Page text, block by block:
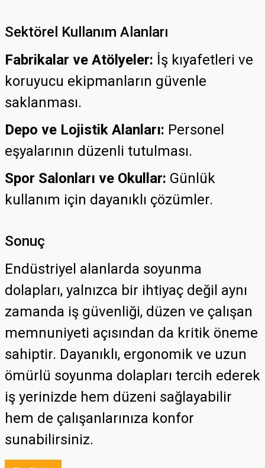
Sektörel Kullanım Alanları
Fabrikalar ve Atölyeler: İş kıyafetleri ve
koruyucu ekipmanların güvenle
saklanması.
Depo ve Lojistik Alanları: Personel
eşyalarının düzenli tutulması.
Spor Salonları ve Okullar: Günlük
kullanım için dayanıklı çözümler.
Sonuç
Endüstriyel alanlarda soyunma
dolapları, yalnızca bir ihtiyaç değil aynı
zamanda iş güvenliği, düzen ve çalışan
memnuniyeti açısından da kritik öneme
sahiptir. Dayanıklı, ergonomik ve uzun
ömürlü soyunma dolapları tercih ederek
iş yerinizde hem düzeni sağlayabilir
hem de çalışanlarınıza konfor
sunabilirsiniz.